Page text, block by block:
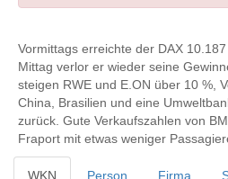
Vormittags erreichte der DAX
Mittag verlor er wieder seine
steigen RWE und E.ON über 10 %,
China, Brasilien und eine
zurück. Gute Verkaufszahlen von
Fraport mit etwas weniger
WKN Person Firma